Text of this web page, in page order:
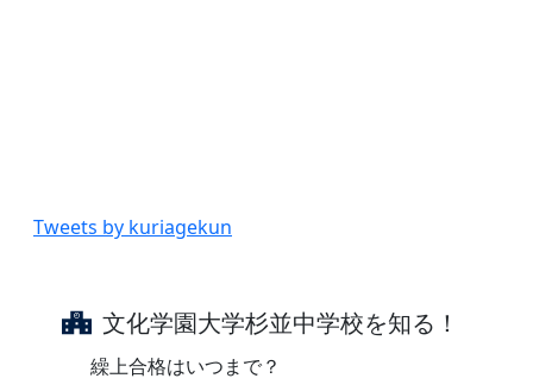
Tweets by kuriagekun
文化学園大学杉並中学校を知る！
繰上合格はいつまで？